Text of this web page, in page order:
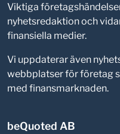
Viktiga
nyhetsredaktion och
finansiella medier.
Vi uppdaterar även
webbplatser för företag
med finansmarknaden.
beQuoted AB